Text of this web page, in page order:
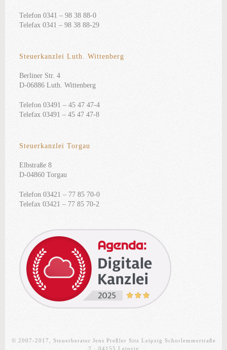
Telefon 0341 – 98 38 88-0
Telefax 0341 – 98 38 88-29
Steuerkanzlei Luth. Wittenberg
Berliner Str. 4
D-06886 Luth. Wittenberg
Telefon 03491 – 45 47 47-4
Telefax 03491 – 45 47 47-8
Steuerkanzlei Torgau
Elbstraße 8
D-04860 Torgau
Telefon 03421 – 77 85 70-0
Telefax 03421 – 77 85 70-2
© 2007-2017, Steuerberater Jens Preßler Sitz Leipzig Schorlemmertraße
2 · 04155 Leipzig